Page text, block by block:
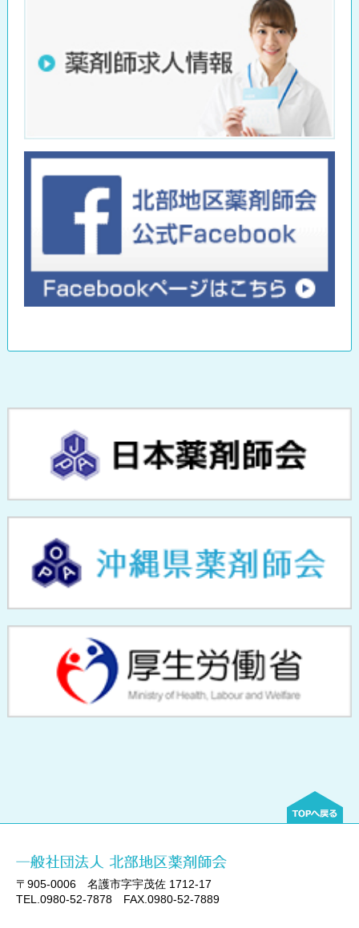
〒905-0006 名護市字宇茂佐 1712-17
TEL.0980-52-7878 FAX.0980-52-7889